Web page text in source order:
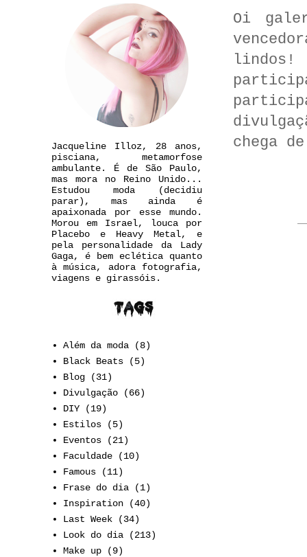
Oi
lindos!
chega
Jacqueline Illoz, 28 anos,
pisciana, metamorfose
ambulante. É de São Paulo,
mas mora no Reino Unido...
Estudou moda (decidiu
parar), mas ainda é
apaixonada por esse mundo.
Morou em Israel, louca por
Placebo e Heavy Metal, e
pela personalidade da Lady
Gaga, é bem eclética quanto
à música, adora fotografia,
viagens e girassóis.
Além da moda
(8)
Black Beats
(5)
Blog
(31)
Divulgação
(66)
DIY
(19)
Estilos
(5)
Eventos
(21)
Faculdade
(10)
Famous
(11)
Frase do dia
(1)
Inspiration
(40)
Last Week
(34)
Look do dia
(213)
Make up
(9)